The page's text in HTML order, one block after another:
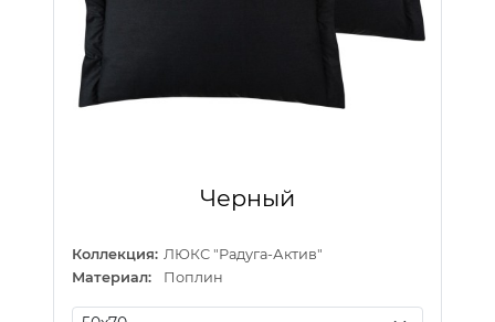
Черный
Коллекция: ЛЮКС "Радуга-Актив"
Материал:
Поплин